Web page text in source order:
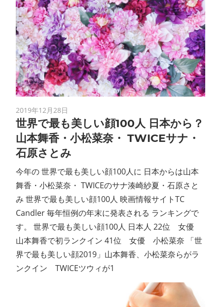
2019年12月28日
世界で最も美しい顔100人 日本から？
山本舞香・小松菜奈・ TWICEサナ・
石原さとみ
今年の 世界で最も美しい顔100人に 日本からは山本
舞香・小松菜奈・ TWICEのサナ湊崎紗夏・石原さと
み 世界で最も美しい顔100人 映画情報サイトTC
Candler 毎年恒例の年末に発表される ランキングで
す。 世界で最も美しい顔100人 日本人 22位 女優
山本舞香で初ランクイン 41位 女優 小松菜奈 「世
界で最も美しい顔2019」山本舞香、小松菜奈らがラ
ンクイン TWICEツウィが1